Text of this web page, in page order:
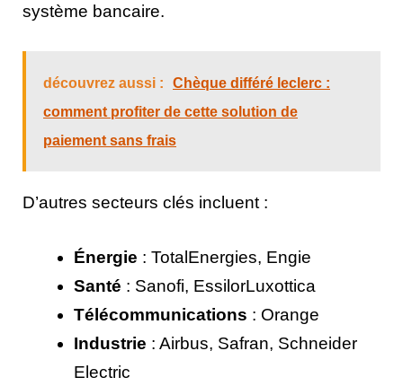
système bancaire.
découvrez aussi :
Chèque différé leclerc :
comment profiter de cette solution de
paiement sans frais
D’autres secteurs clés incluent :
Énergie : TotalEnergies, Engie
Santé : Sanofi, EssilorLuxottica
Télécommunications : Orange
Industrie : Airbus, Safran, Schneider
Electric